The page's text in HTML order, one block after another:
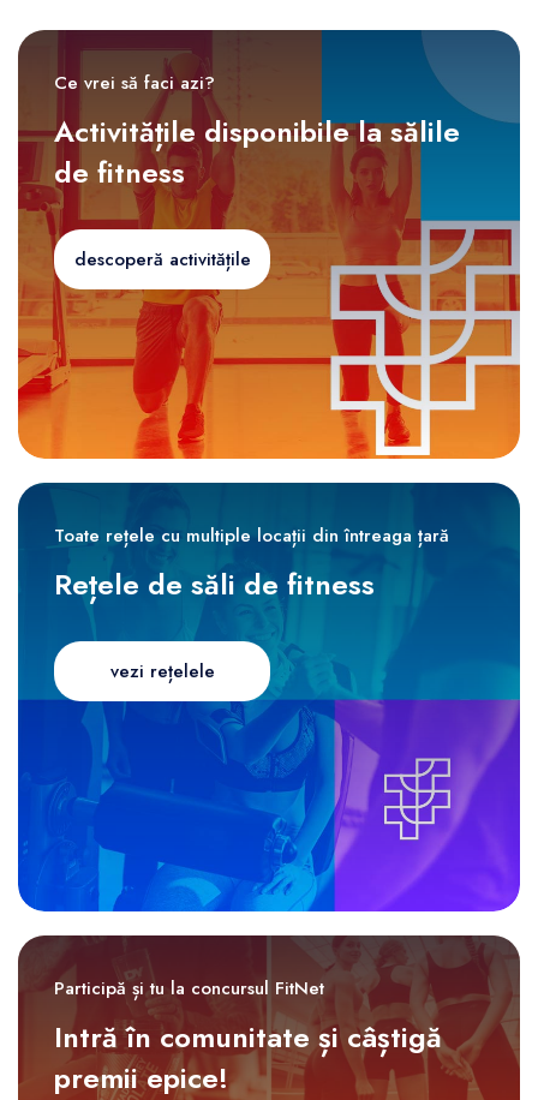
Ce vrei să faci azi?
Activitățile disponibile la sălile
de fitness
descoperă activitățile
Toate rețele cu multiple locații din întreaga țară
Rețele de săli de fitness
vezi rețelele
Participă și tu la concursul FitNet
Intră în comunitate și câștigă
premii epice!